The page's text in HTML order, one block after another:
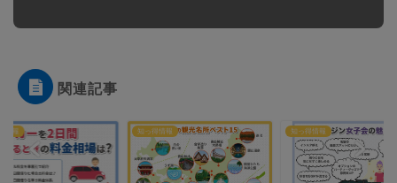
関連記事
情報 知っ得情報 知っ得情報